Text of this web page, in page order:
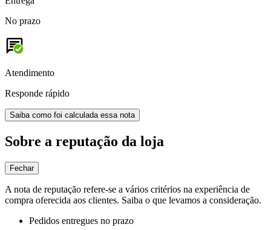
No prazo
Atendimento
Responde rápido
Saiba como foi calculada essa nota
Sobre a reputação da loja
Fechar
A nota de reputação refere-se a vários critérios na experiência de
compra oferecida aos clientes. Saiba o que levamos a consideração.
Pedidos entregues no prazo